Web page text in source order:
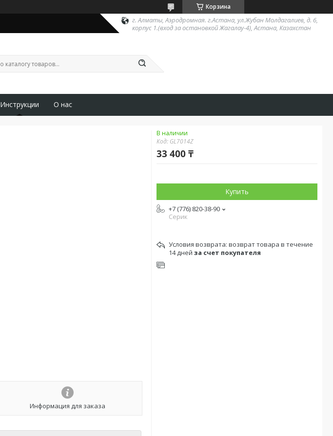
Корзина
г. Алматы, Аэродромная. г.Астана, ул.Жубан Молдагалиев, д. 6,
корпус 1.(вход за остановкой Жагалау-4), Астана, Казахстан
Инструкции О нас
Информация для заказа
В наличии
Код: GL7014Z
33 400 ₸
Купить
+7 (776) 820-38-90
Серик
возврат товара в течение
14 дней за счет покупателя